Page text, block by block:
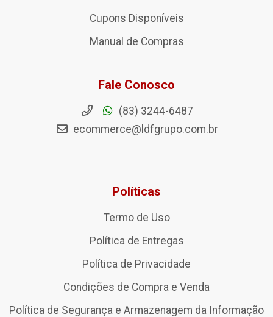
Cupons Disponíveis
Manual de Compras
Fale Conosco
(83) 3244-6487
ecommerce@ldfgrupo.com.br
Políticas
Termo de Uso
Política de Entregas
Política de Privacidade
Condições de Compra e Venda
Política de Segurança e Armazenagem da Informação